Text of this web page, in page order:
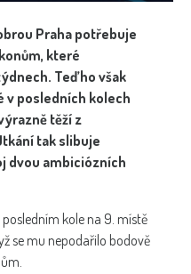
Praha potřebuje
které
Teď ho však
v posledních kolech
těží z
tak slibuje
dvou ambiciózních
kole na 9. místě
se mu nepodařilo bodově